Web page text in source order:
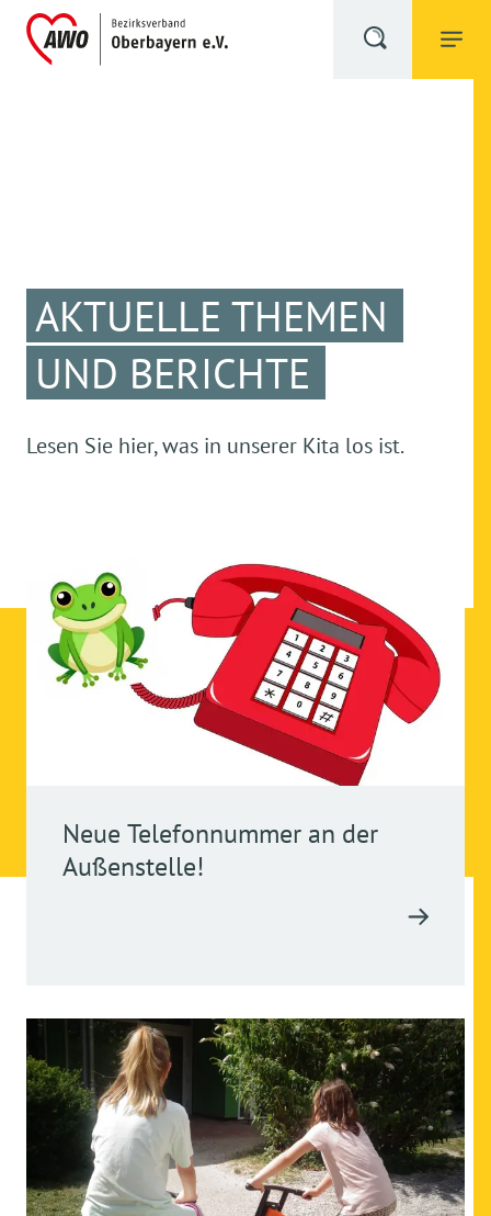
AKTUELLE THEMEN
UND BERICHTE
Lesen Sie hier, was in unserer Kita los ist.
Neue Telefonnummer an der
Außenstelle!